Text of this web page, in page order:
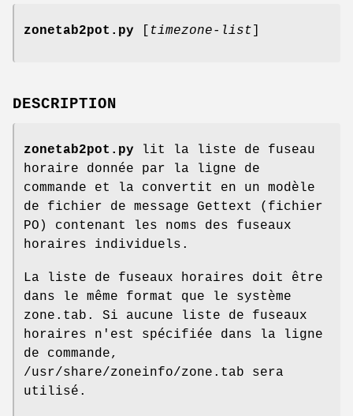
zonetab2pot.py timezone-list
DESCRIPTION
zonetab2pot.py lit la liste de fuseau
horaire donnée par la ligne de
commande et la convertit en un modèle
de fichier de message Gettext (fichier
PO) contenant les noms des fuseaux
horaires individuels.
La liste de fuseaux horaires doit être
dans le même format que le système
zone.tab. Si aucune liste de fuseaux
horaires n'est spécifiée dans la ligne
de commande,
/usr/share/zoneinfo/zone.tab sera
utilisé.